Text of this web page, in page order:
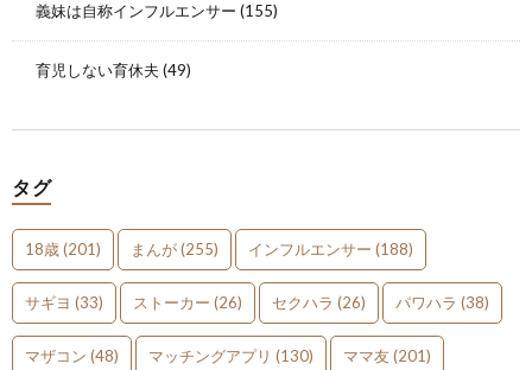
義妹は自称インフルエンサー (155)
育児しない育休夫 (49)
タグ
18歳(201) まんが(255) インフルエンサー (188)
サギヨ (33) ストーカー (26) セクハラ (26) パワハラ (38)
マザコン (48) マッチングアプリ (130) ママ友(201)